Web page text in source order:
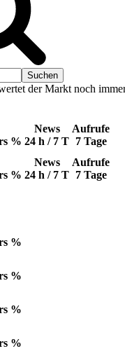
der Markt noch
%
News
24 h / 7 T
Aufrufe
7 Tage
%
News
24 h / 7 T
Aufrufe
7 Tage
%
%
%
%